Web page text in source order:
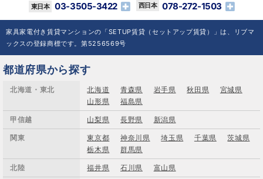
03-3505-3422 078-272-1503
家具家電付き賃貸マンションの「SETUP賃貸（セットアップ賃貸）」は、リブマ
ックスの登録商標です。第5256569号
都道府県から探す
北海道・東北 北海道 青森県 岩手県 秋田県
宮城県
山形県
福島県
甲信越 山梨県 長野県 新潟県
関東 東京都 神奈川県 埼玉県 千葉県
茨城県
栃木県
群馬県
北陸 福井県 石川県 富山県